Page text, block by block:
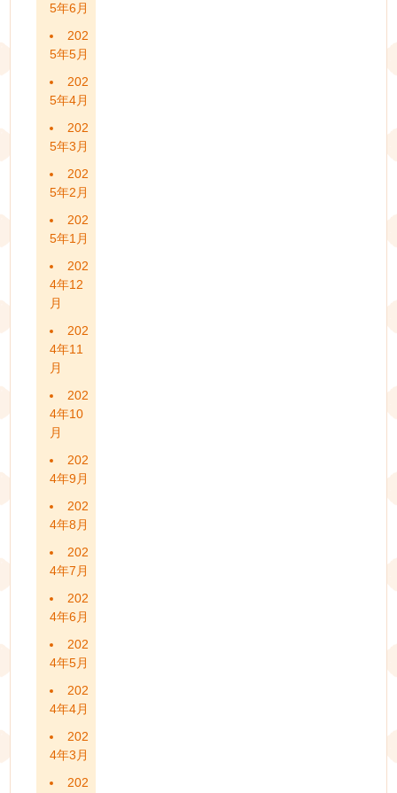
5年6月
202
5年5月
202
5年4月
202
5年3月
202
5年2月
202
5年1月
202
4年12
月
202
4年11
月
202
4年10
月
202
4年9月
202
4年8月
202
4年7月
202
4年6月
202
4年5月
202
4年4月
202
4年3月
202